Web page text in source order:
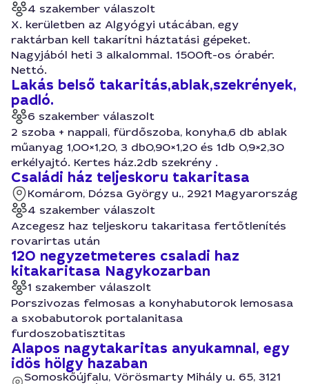
4 szakember válaszolt
X. kerületben az Algyógyi utácában, egy
raktárban kell takarítni háztatási gépeket.
Nagyjából heti 3 alkalommal. 1500ft-os órabér.
Nettó.
Lakás belső takaritás,ablak,szekrények,
padló.
6 szakember válaszolt
2 szoba + nappali, fürdőszoba, konyha,6 db ablak
műanyag 1,00×1,20, 3 db0,90×1,20 és 1db 0,9×2,30
erkélyajtó. Kertes ház.2db szekrény .
Családi ház teljeskoru takaritasa
Komárom, Dózsa György u., 2921 Magyarország
4 szakember válaszolt
Azcegesz haz teljeskoru takaritasa fertőtlenítés
rovarirtas után
120 negyzetmeteres csaladi haz
kitakaritasa Nagykozarban
1 szakember válaszolt
Porszivozas felmosas a konyhabutorok lemosasa
a sxobabutorok portalanitasa
furdoszobatisztitas
Alapos nagytakaritas anyukamnal, egy
idös hölgy hazaban
Somoskőújfalu, Vörösmarty Mihály u. 65, 3121